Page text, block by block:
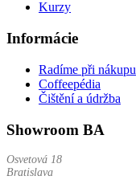
Kurzy
Informácie
Radíme při nákupu
Coffeepédia
Čištění a údržba
Showroom BA
Osvetová 18
Bratislava